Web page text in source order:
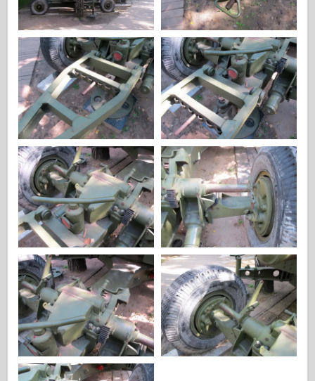
Icm
Italeri
Legenden
Meng Modell
Tamiya
Tristar
Trompetist
Zvezda
Album-Bilder
Gå rundt
Bøker
Dvder
Kontakt
le Journal
Settene